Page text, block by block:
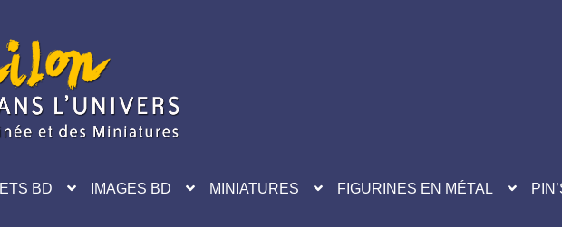
BD IMAGES BD MINIATURES FIGURINES EN MÉTAL